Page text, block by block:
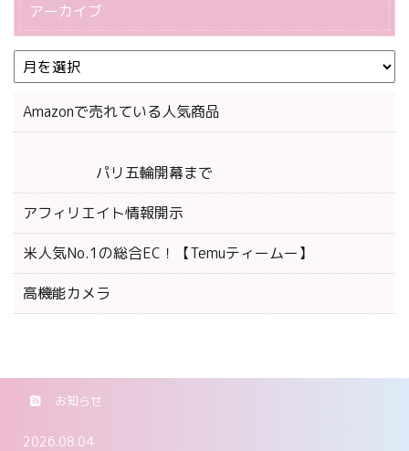
アーカイブ
Amazonで売れている人気商品
パリ五輪開幕まで
アフィリエイト情報開示
米人気No.1の総合EC！【Temuティームー】
高機能カメラ
お知らせ
2026.08.04